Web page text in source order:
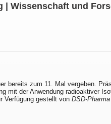
| Wissenschaft und
bereits zum 11. Mal vergeben.
mit der Anwendung radioaktiver
Verfügung gestellt vonDSD-